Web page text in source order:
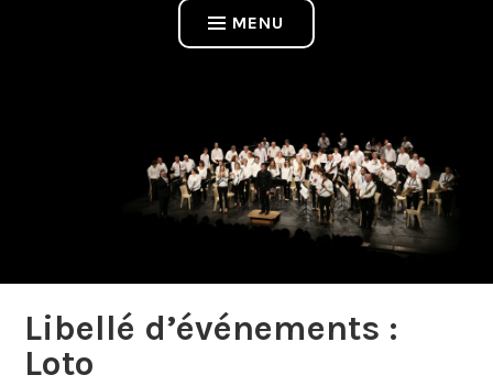
MENU
Libellé d’événements :
Loto